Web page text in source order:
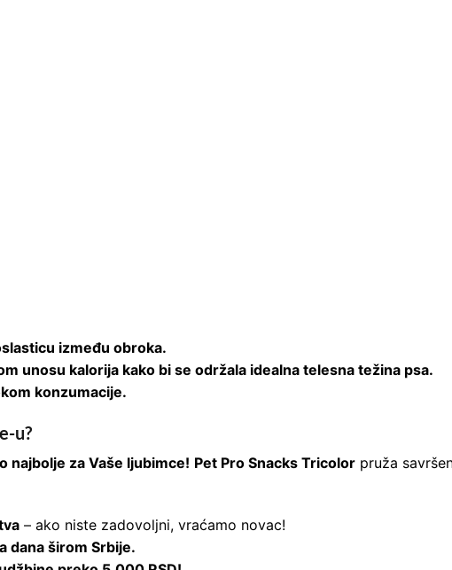
između obroka.
unosu kalorija kako bi se održala idealna telesna težina psa.
konzumacije.
u?
najbolje za Vaše ljubimce! Pet Pro Snacks Tricolor pruža
– ako niste zadovoljni, vraćamo novac!
dana širom Srbije.